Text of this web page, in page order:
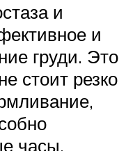
и
и
груди. Это
стоит резко
часы.